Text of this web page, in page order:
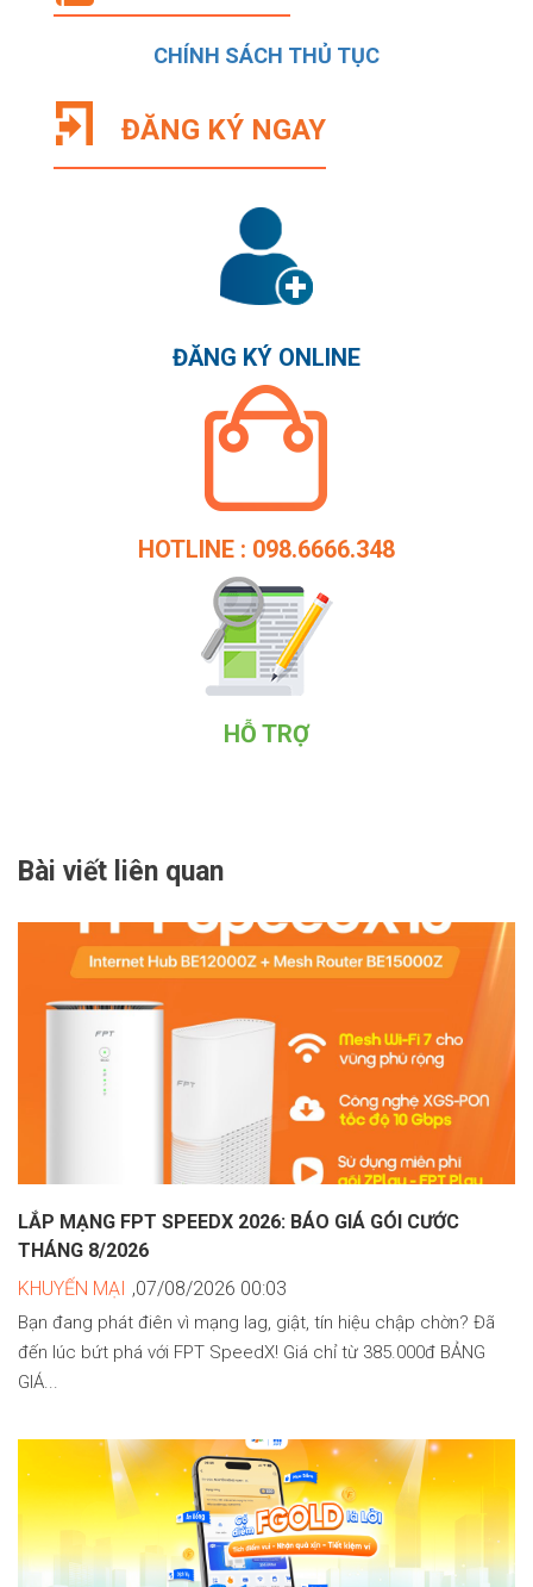
CHÍNH SÁCH THỦ TỤC
ĐĂNG KÝ NGAY
ĐĂNG KÝ ONLINE
HOTLINE : 098.6666.348
HỖ TRỢ
Bài viết liên quan
LẮP MẠNG FPT SPEEDX 2026: BÁO GIÁ GÓI CƯỚC
THÁNG 8/2026
KHUYẾN MẠI ,07/08/2026 00:03
Bạn đang phát điên vì mạng lag, giật, tín hiệu chập chờn? Đã
đến lúc bứt phá với FPT SpeedX! Giá chỉ từ 385.000đ BẢNG
GIÁ...